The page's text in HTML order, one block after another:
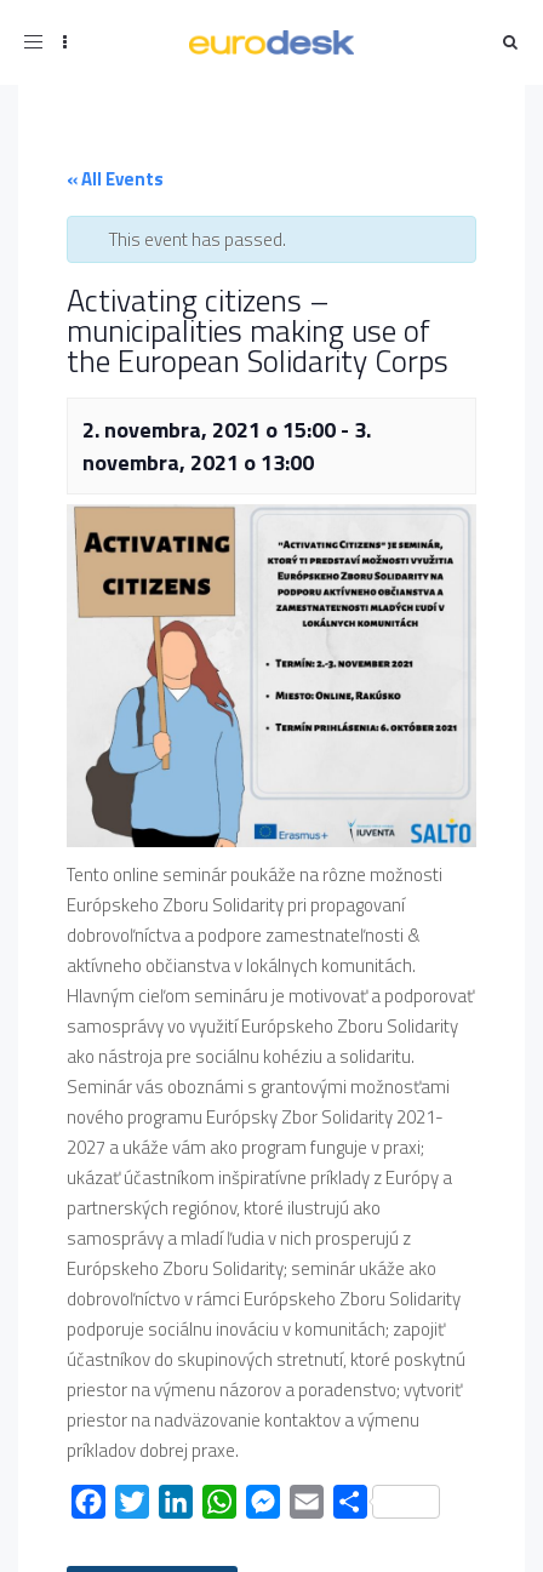
Toggle
« All Events
This event has passed.
Activating citizens –
municipalities making use of
the European Solidarity Corps
2. novembra, 2021 o 15:00- 3.
novembra, 2021 o 13:00
Tento online seminár poukáže na rôzne možnosti
Európskeho Zboru Solidarity pri propagovaní
dobrovoľníctva a podpore zamestnateľnosti &
aktívneho občianstva v lokálnych komunitách.
Hlavným cieľom semináru je motivovať a podporovať
samosprávy vo využití Európskeho Zboru Solidarity
ako nástroja pre sociálnu kohéziu a solidaritu.
Seminár vás oboznámi s grantovými možnosťami
nového programu Európsky Zbor Solidarity 2021-
2027 a ukáže vám ako program funguje v praxi;
ukázať účastníkom inšpiratívne príklady z Európy a
partnerských regiónov, ktoré ilustrujú ako
samosprávy a mladí ľudia v nich prosperujú z
Európskeho Zboru Solidarity; seminár ukáže ako
dobrovoľníctvo v rámci Európskeho Zboru Solidarity
podporuje sociálnu inováciu v komunitách; zapojiť
účastníkov do skupinových stretnutí, ktoré poskytnú
priestor na výmenu názorov a poradenstvo; vytvoriť
priestor na nadväzovanie kontaktov a výmenu
príkladov dobrej praxe.
FacebookTwitterLinkedInWhatsAppMessenger
Email Share